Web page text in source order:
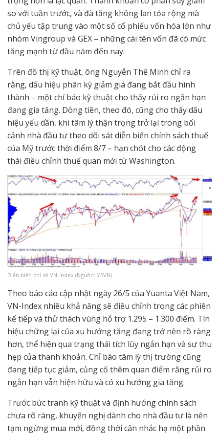
so với tuần trước, và đà tăng không lan tỏa rộng mà
chủ yếu tập trung vào một số cổ phiếu vốn hóa lớn như
nhóm Vingroup và GEX – những cái tên vốn đã có mức
tăng mạnh từ đầu năm đến nay.
Trên đồ thị kỹ thuật, ông Nguyễn Thế Minh chỉ ra
rằng, dấu hiệu phân kỳ giảm giá đang bắt đầu hình
thành – một chỉ báo kỹ thuật cho thấy rủi ro ngắn hạn
đang gia tăng. Dòng tiền, theo đó, cũng cho thấy dấu
hiệu yếu dần, khi tâm lý thận trọng trở lại trong bối
cảnh nhà đầu tư theo dõi sát diễn biến chính sách thuế
của Mỹ trước thời điểm 8/7 – hạn chót cho các động
thái điều chỉnh thuế quan mới từ Washington.
Diễn biến chỉ số VN-Index (Nguồn: YSVN)
Theo báo cáo cập nhật ngày 26/5 của Yuanta Việt Nam,
VN-Index nhiều khả năng sẽ điều chỉnh trong các phiên
kế tiếp và thử thách vùng hỗ trợ 1.295 – 1.300 điểm. Tín
hiệu chững lại của xu hướng tăng đang trở nên rõ ràng
hơn, thể hiện qua trạng thái tích lũy ngắn hạn và sự thu
hẹp của thanh khoản. Chỉ báo tâm lý thị trường cũng
đang tiếp tục giảm, củng cố thêm quan điểm rằng rủi ro
ngắn hạn vẫn hiện hữu và có xu hướng gia tăng.
Trước bức tranh kỹ thuật và định hướng chính sách
chưa rõ ràng, khuyến nghị dành cho nhà đầu tư là nên
tạm ngừng mua mới, đồng thời cân nhắc hạ một phần